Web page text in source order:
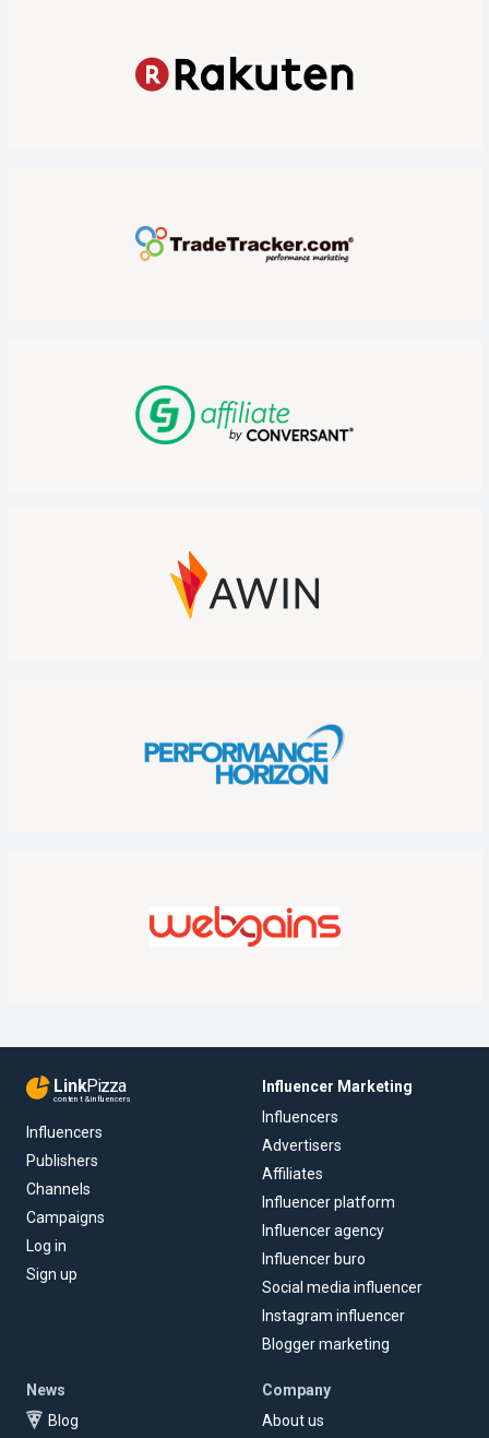
LinkPizza
content & influencers
Influencers
Publishers
Channels
Campaigns
Log in
Sign up
Influencer Marketing
Influencers
Advertisers
Affiliates
Influencer platform
Influencer agency
Influencer buro
Social media influencer
Instagram influencer
Blogger marketing
News
Blog
Company
About us